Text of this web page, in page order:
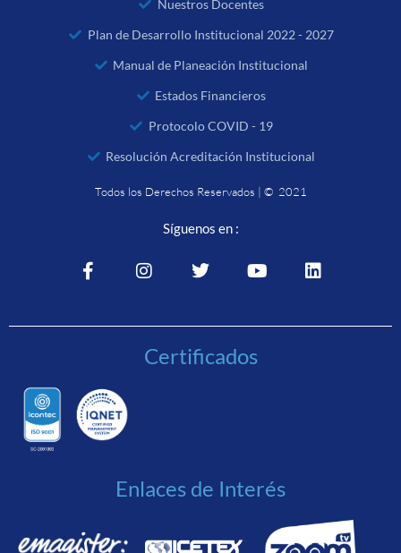
Nuestros Docentes
Plan de Desarrollo Institucional 2022 - 2027
Manual de Planeación Institucional
Estados Financieros
Protocolo COVID - 19
Resolución Acreditación Institucional
Todos los Derechos Reservados | © 2021
Síguenos en :
Certificados
Enlaces de Interés